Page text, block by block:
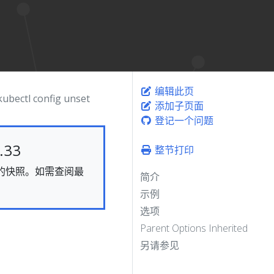
config unset
快照。如需查阅最
编辑此页
添加子页面
登记一个问题
整节打印
简介
示例
选项
Parent Options Inherited
另请参见